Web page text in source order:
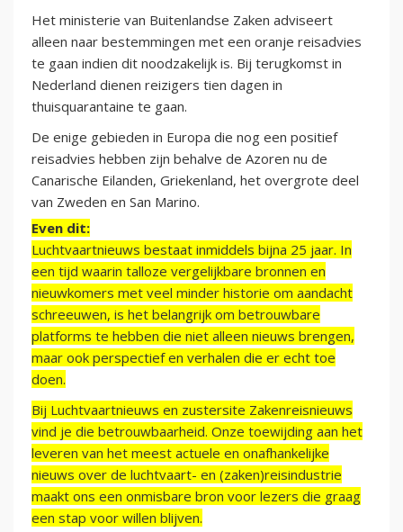
Het ministerie van Buitenlandse Zaken adviseert
alleen naar bestemmingen met een oranje reisadvies
te gaan indien dit noodzakelijk is. Bij terugkomst in
Nederland dienen reizigers tien dagen in
thuisquarantaine te gaan.
De enige gebieden in Europa die nog een positief
reisadvies hebben zijn behalve de Azoren nu de
Canarische Eilanden, Griekenland, het overgrote deel
van Zweden en San Marino.
Even dit:
Luchtvaartnieuws bestaat inmiddels bijna 25 jaar. In
een tijd waarin talloze vergelijkbare bronnen en
nieuwkomers met veel minder historie om aandacht
schreeuwen, is het belangrijk om betrouwbare
platforms te hebben die niet alleen nieuws brengen,
maar ook perspectief en verhalen die er echt toe
doen.
Bij Luchtvaartnieuws en zustersite Zakenreisnieuws
vind je die betrouwbaarheid. Onze toewijding aan het
leveren van het meest actuele en onafhankelijke
nieuws over de luchtvaart- en (zaken)reisindustrie
maakt ons een onmisbare bron voor lezers die graag
een stap voor willen blijven.